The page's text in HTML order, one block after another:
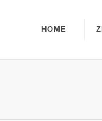
HOME